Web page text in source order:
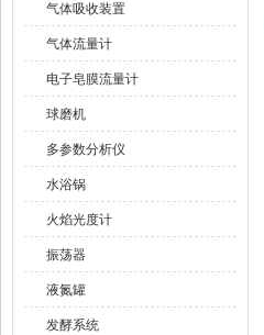
气体吸收装置
气体流量计
电子皂膜流量计
球磨机
多参数分析仪
水浴锅
火焰光度计
振荡器
液氮罐
发酵系统